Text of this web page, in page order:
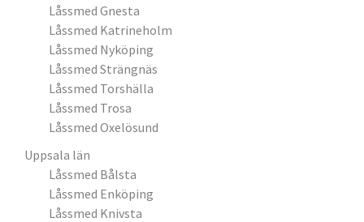
Låssmed Gnesta
Låssmed Katrineholm
Låssmed Nyköping
Låssmed Strängnäs
Låssmed Torshälla
Låssmed Trosa
Låssmed Oxelösund
Uppsala län
Låssmed Bålsta
Låssmed Enköping
Låssmed Knivsta